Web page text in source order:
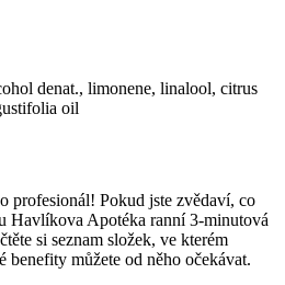
denat., limonene, linalool, citrus
oil
profesionál! Pokud jste zvědaví, co
Havlíkova Apotéka ranní 3-minutová
si seznam složek, ve kterém
benefity můžete od něho očekávat.